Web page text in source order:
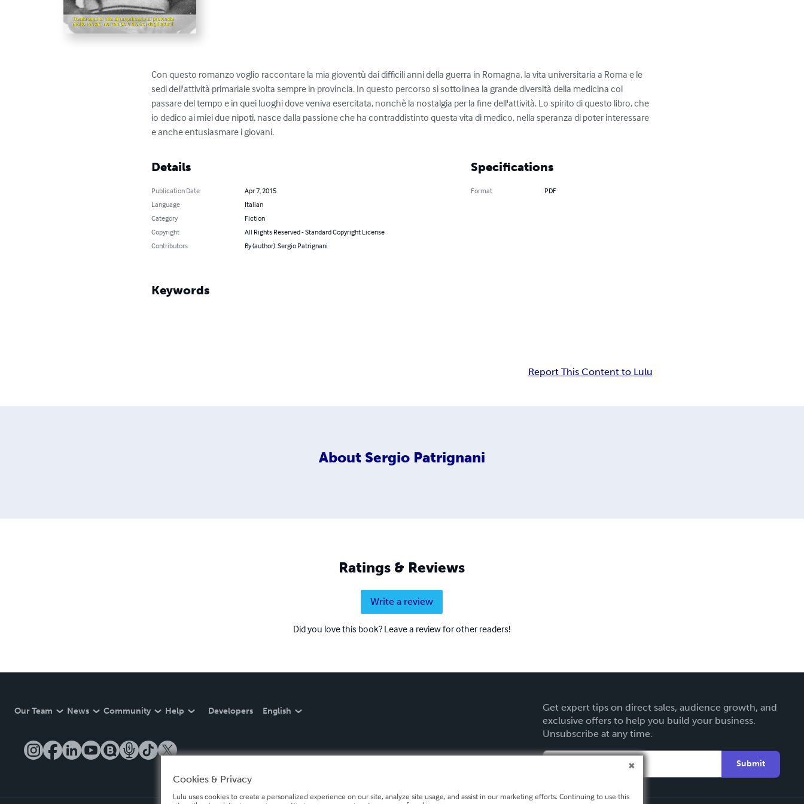
Con questo romanzo voglio raccontare la mia gioventù dai difficili anni della guerra in Romagna, la vita universitaria a Roma e le
sedi dell'attività primariale svolta sempre in provincia. In questo percorso si sottolinea la grande diversità della medicina col
passare del tempo e in quei luoghi dove veniva esercitata, nonchè la nostalgia per la fine dell'attività. Lo spirito di questo libro, che
io dedico ai miei due nipoti, nasce dalla passione che ha contraddistinto questa vita di medico, nella speranza di poter interessare
e anche entusiasmare i giovani.
Details
Publication Date
Apr 7, 2015
Language
Italian
Category
Fiction
Copyright
All Rights Reserved - Standard Copyright License
Contributors
By (author): Sergio Patrignani
Specifications
Format PDF
Keywords
Report This Content to Lulu
About Sergio Patrignani
Ratings & Reviews
Write a review
Did you love this book? Leave a review for other readers!
Our Team News Community Help Developers English
Get expert tips on direct sales, audience growth, and
exclusive offers to help you build your business.
Unsubscribe at any time.
Submit
Cookies & Privacy
Lulu uses cookies to create a personalized experience on our site, analyze site usage, and assist in our marketing efforts. Continuing to use this